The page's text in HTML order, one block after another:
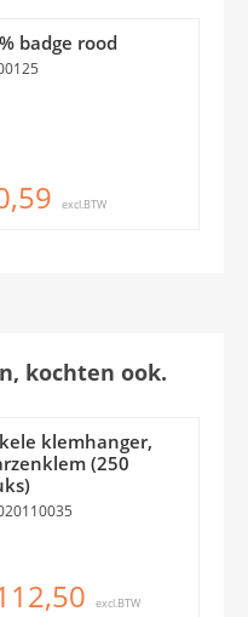
badge rood
excl.BTW
kochten ook.
klemhanger,
(250
excl.BTW